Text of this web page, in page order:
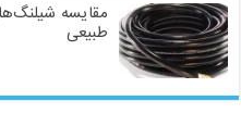
مقایسه
طبیعی